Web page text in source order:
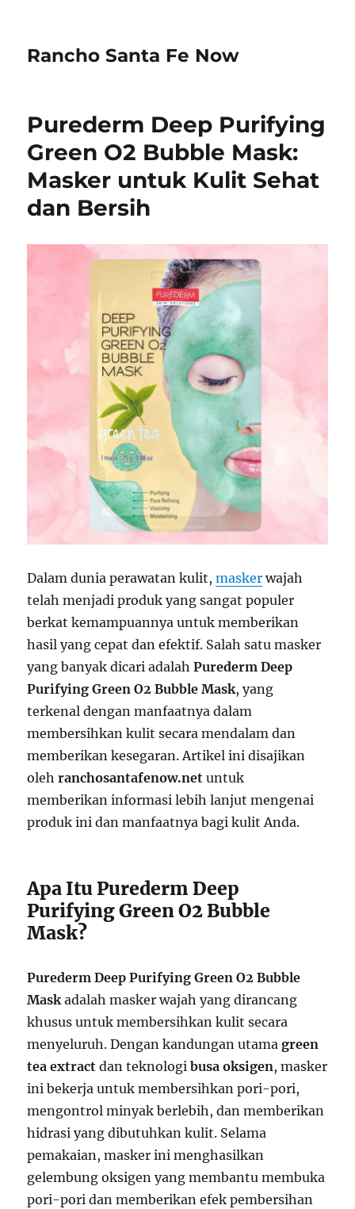
Rancho Santa Fe Now
Purederm Deep Purifying
Green O2 Bubble Mask:
Masker untuk Kulit Sehat
dan Bersih
Dalam dunia perawatan kulit,masker wajah
telah menjadi produk yang sangat populer
berkat kemampuannya untuk memberikan
hasil yang cepat dan efektif. Salah satu masker
yang banyak dicari adalahPurederm Deep
Purifying Green O2 Bubble Mask, yang
terkenal dengan manfaatnya dalam
membersihkan kulit secara mendalam dan
memberikan kesegaran. Artikel ini disajikan
olehranchosantafenow.net untuk
memberikan informasi lebih lanjut mengenai
produk ini dan manfaatnya bagi kulit Anda.
Apa Itu Purederm Deep
Purifying Green O2 Bubble
Mask?
Purederm Deep Purifying Green O2 Bubble
Maskadalah masker wajah yang dirancang
khusus untuk membersihkan kulit secara
menyeluruh. Dengan kandungan utamagreen
tea extract dan teknologibusa oksigen, masker
ini bekerja untuk membersihkan pori-pori,
mengontrol minyak berlebih, dan memberikan
hidrasi yang dibutuhkan kulit. Selama
pemakaian, masker ini menghasilkan
gelembung oksigen yang membantu membuka
pori-pori dan memberikan efek pembersihan